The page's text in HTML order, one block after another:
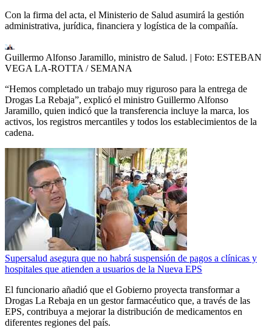
Con la firma del acta, el Ministerio de Salud asumirá la gestión
administrativa, jurídica, financiera y logística de la compañía.
Guillermo Alfonso Jaramillo, ministro de Salud. | Foto: ESTEBAN
VEGA LA-ROTTA / SEMANA
“Hemos completado un trabajo muy riguroso para la entrega de
Drogas La Rebaja”, explicó el ministro Guillermo Alfonso
Jaramillo, quien indicó que la transferencia incluye la marca, los
activos, los registros mercantiles y todos los establecimientos de la
cadena.
Supersalud asegura que no habrá suspensión de pagos a clínicas y
hospitales que atienden a usuarios de la Nueva EPS
El funcionario añadió que el Gobierno proyecta transformar a
Drogas La Rebaja en un gestor farmacéutico que, a través de las
EPS, contribuya a mejorar la distribución de medicamentos en
diferentes regiones del país.